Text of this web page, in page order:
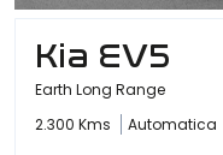
Kia EV5
Earth Long Range
2.300 Kms
Automatica